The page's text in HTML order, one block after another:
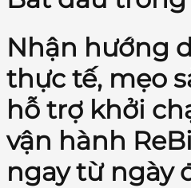
Nhận hướng
thực tế, mẹo
hỗ trợ khởi
vận hành
ngay từ ngày